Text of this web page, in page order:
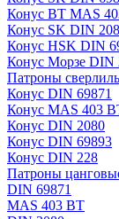
Конус BT MAS
Конус SK DIN
Конус HSK DIN
Конус Морзе DIN
Патроны
Конус DIN 69871
Конус MAS 403
Конус DIN 2080
Конус DIN 69893
Конус DIN 228
Патроны
DIN 69871
MAS 403 BT